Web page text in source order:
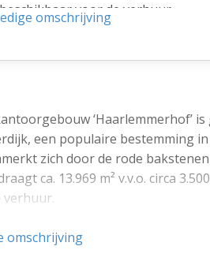
voor de verhuur.
Daarnaast biedt het gebouw
gebouw beschikt over een
Het verticale verkeer
het gebouw op de begane
(Gashouder) in
op Sloterdijk worden in de
omschrijving
‘Haarlemmerhof’
een populaire bestemming
zich door de rode
ca. 13.969 m² v.v.o. circa
verhuur.
biedt het gebouw in totaal 295
omschrijving